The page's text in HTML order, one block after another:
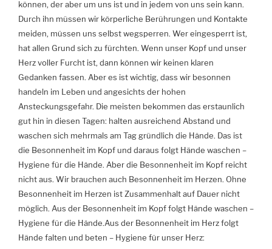
können, der aber um uns ist und in jedem von uns sein kann.
Durch ihn müssen wir körperliche Berührungen und Kontakte
meiden, müssen uns selbst wegsperren. Wer eingesperrt ist,
hat allen Grund sich zu fürchten. Wenn unser Kopf und unser
Herz voller Furcht ist, dann können wir keinen klaren
Gedanken fassen. Aber es ist wichtig, dass wir besonnen
handeln im Leben und angesichts der hohen
Ansteckungsgefahr. Die meisten bekommen das erstaunlich
gut hin in diesen Tagen: halten ausreichend Abstand und
waschen sich mehrmals am Tag gründlich die Hände. Das ist
die Besonnenheit im Kopf und daraus folgt Hände waschen –
Hygiene für die Hände. Aber die Besonnenheit im Kopf reicht
nicht aus. Wir brauchen auch Besonnenheit im Herzen. Ohne
Besonnenheit im Herzen ist Zusammenhalt auf Dauer nicht
möglich. Aus der Besonnenheit im Kopf folgt Hände waschen –
Hygiene für die Hände.Aus der Besonnenheit im Herz folgt
Hände falten und beten – Hygiene für unser Herz: